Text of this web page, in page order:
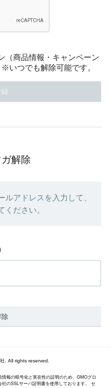
（商品情報・キャンペーン
いつでも解除可能です。
解除
ルアドレスを入力して、
ください。
. All rights reserved.
情報の暗号化と実在性の証明のため、GMOグロ
社のSSLサーバ証明書を使用しております。 セ